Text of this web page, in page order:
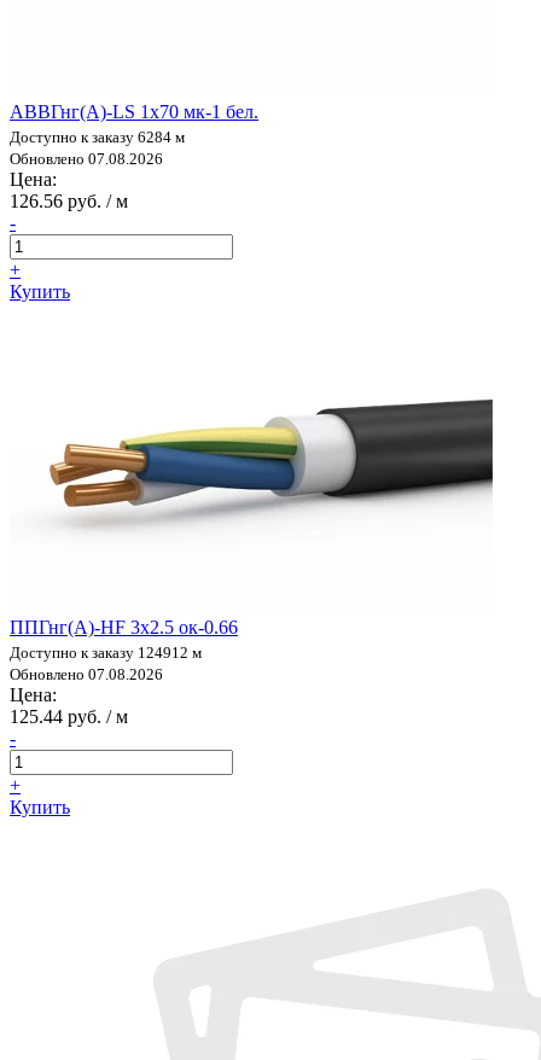
АВВГнг(А)-LS 1х70 мк-1 бел.
Доступно к заказу 6284 м
Обновлено 07.08.2026
Цена:
126.56 руб. / м
-
+
Купить
ППГнг(А)-HF 3х2.5 ок-0.66
Доступно к заказу 124912 м
Обновлено 07.08.2026
Цена:
125.44 руб. / м
-
+
Купить